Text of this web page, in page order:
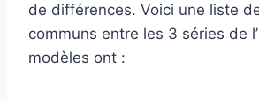
de différences. Voici une liste
communs entre les 3 séries de
modèles ont :